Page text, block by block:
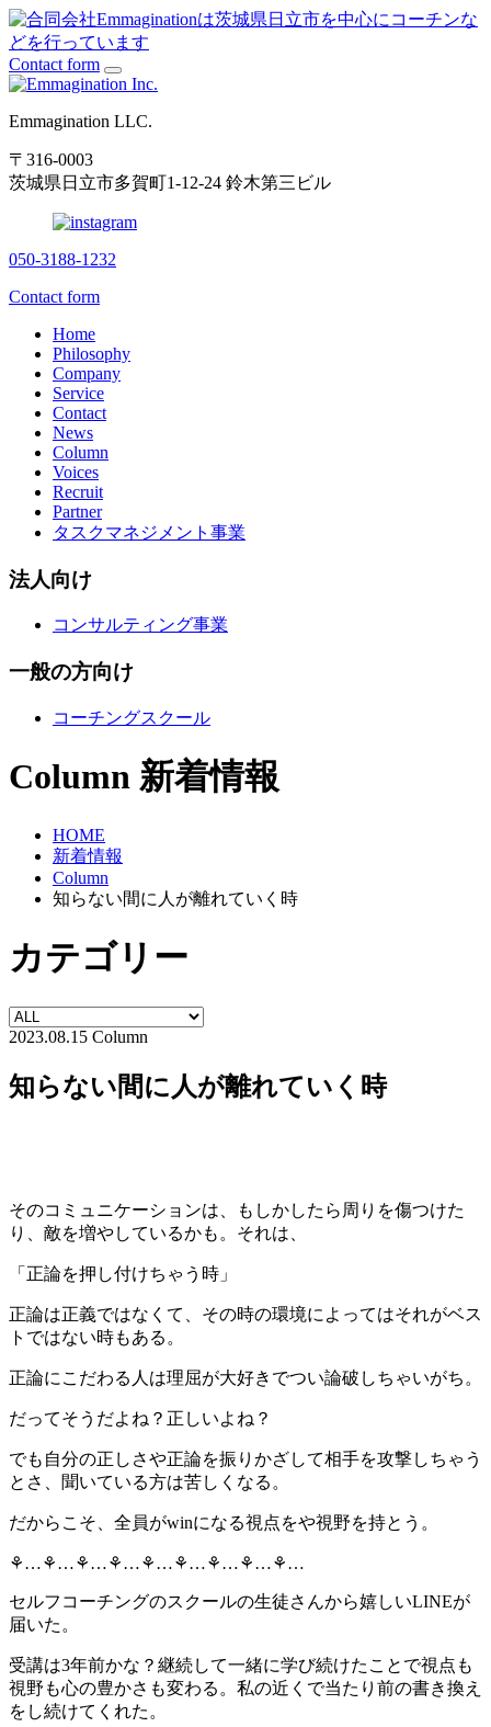
Contact form
Emmagination LLC.
〒316-0003
茨城県日立市多賀町1-12-24 鈴木第三ビル
050-3188-1232
Contact form
Home
Philosophy
Company
Service
Contact
News
Column
Voices
Recruit
Partner
タスクマネジメント事業
法人向け
コンサルティング事業
一般の方向け
コーチングスクール
Column 新着情報
HOME
新着情報
Column
知らない間に人が離れていく時
カテゴリー
2023.08.15 Column
知らない間に人が離れていく時
そのコミュニケーションは、もしかしたら周りを傷つけた
り、敵を増やしているかも。それは、
「正論を押し付けちゃう時」
正論は正義ではなくて、その時の環境によってはそれがベス
トではない時もある。
正論にこだわる人は理屈が大好きでつい論破しちゃいがち。
だってそうだよね？正しいよね？
でも自分の正しさや正論を振りかざして相手を攻撃しちゃう
とさ、聞いている方は苦しくなる。
だからこそ、全員がwinになる視点をや視野を持とう。
⚘…⚘…⚘…⚘…⚘…⚘…⚘…⚘…⚘…
セルフコーチングのスクールの生徒さんから嬉しいLINEが
届いた。
受講は3年前かな？継続して一緒に学び続けたことで視点も
視野も心の豊かさも変わる。私の近くで当たり前の書き換え
をし続けてくれた。